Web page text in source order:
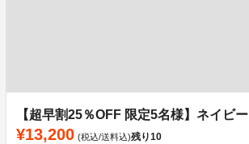
【超早割25％OFF 限定5名様】ネイビー
¥13,200 (税込/送料込)残り10